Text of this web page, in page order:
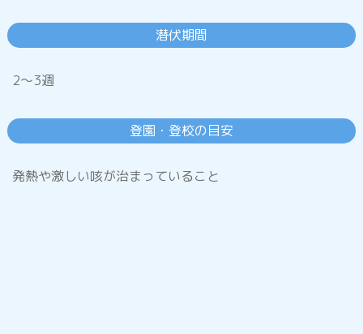
腸管出血性大腸菌(O157等)感染症
ロタウイルス感染症(2.ウイルス性胃腸炎)
潜伏期間
2～3週
登園・登校の目安
発熱や激しい咳が治まっていること